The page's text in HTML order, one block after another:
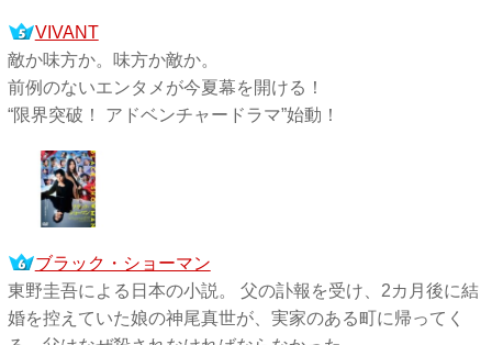
VIVANT
敵か味方か。味方か敵か。
前例のないエンタメが今夏幕を開ける！
“限界突破！ アドベンチャードラマ”始動！
ブラック・ショーマン
東野圭吾による日本の小説。 父の訃報を受け、2カ月後に結
婚を控えていた娘の神尾真世が、実家のある町に帰ってく